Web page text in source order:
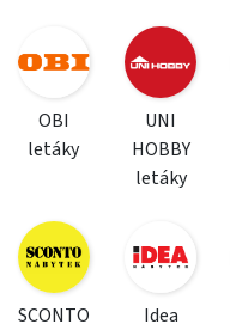
OBI
letáky
UNI
HOBBY
letáky
SCONTO
Idea